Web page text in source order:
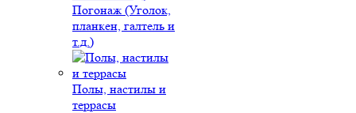
Погонаж (Уголок,
планкен, галтель и
т.д.)
Полы, настилы и
террасы